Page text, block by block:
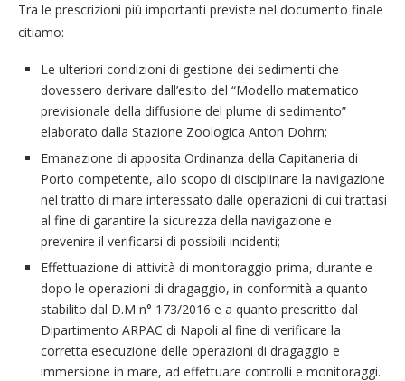
Tra le prescrizioni più importanti previste nel documento finale
citiamo:
Le ulteriori condizioni di gestione dei sedimenti che
dovessero derivare dall’esito del “Modello matematico
previsionale della diffusione del plume di sedimento”
elaborato dalla Stazione Zoologica Anton Dohrn;
Emanazione di apposita Ordinanza della Capitaneria di
Porto competente, allo scopo di disciplinare la navigazione
nel tratto di mare interessato dalle operazioni di cui trattasi
al fine di garantire la sicurezza della navigazione e
prevenire il verificarsi di possibili incidenti;
Effettuazione di attività di monitoraggio prima, durante e
dopo le operazioni di dragaggio, in conformità a quanto
stabilito dal D.M n° 173/2016 e a quanto prescritto dal
Dipartimento ARPAC di Napoli al fine di verificare la
corretta esecuzione delle operazioni di dragaggio e
immersione in mare, ad effettuare controlli e monitoraggi.